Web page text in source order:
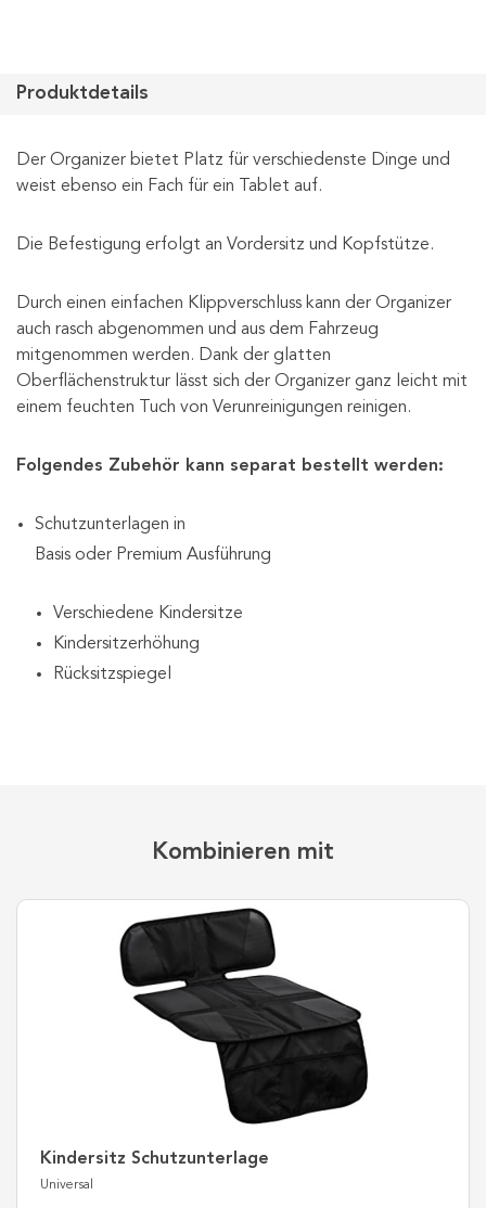
Produktdetails
Der Organizer bietet Platz für verschiedenste Dinge und
weist ebenso ein Fach für ein Tablet auf.
Die Befestigung erfolgt an Vordersitz und Kopfstütze.
Durch einen einfachen Klippverschluss kann der Organizer
auch rasch abgenommen und aus dem Fahrzeug
mitgenommen werden. Dank der glatten
Oberflächenstruktur lässt sich der Organizer ganz leicht mit
einem feuchten Tuch von Verunreinigungen reinigen.
Folgendes Zubehör kann separat bestellt werden:
Schutzunterlagen in
Basis oder Premium Ausführung
Verschiedene Kindersitze
Kindersitzerhöhung
Rücksitzspiegel
Kombinieren mit
Kindersitz Schutzunterlage
Universal